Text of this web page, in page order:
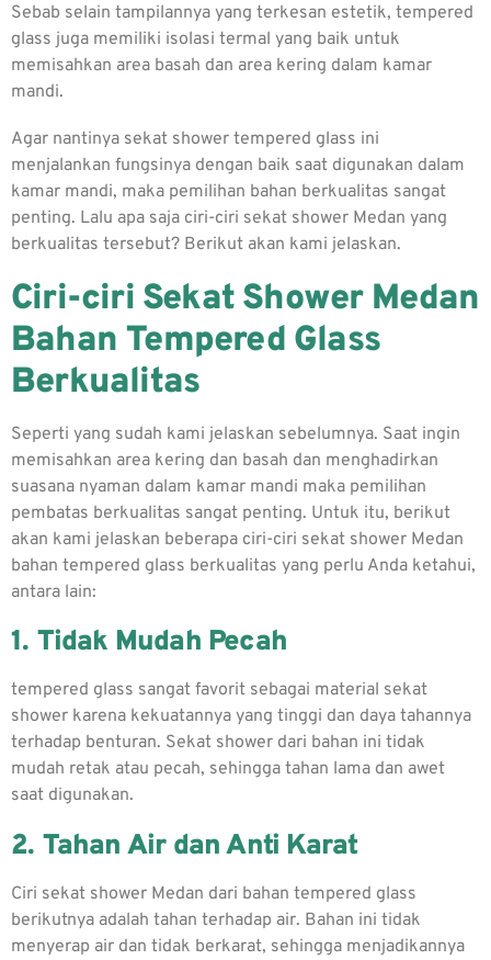
Sebab selain tampilannya yang terkesan estetik, tempered
glass juga memiliki isolasi termal yang baik untuk
memisahkan area basah dan area kering dalam kamar
mandi.
Agar nantinya sekat shower tempered glass ini
menjalankan fungsinya dengan baik saat digunakan dalam
kamar mandi, maka pemilihan bahan berkualitas sangat
penting. Lalu apa saja ciri-ciri sekat shower Medan yang
berkualitas tersebut? Berikut akan kami jelaskan.
Ciri-ciri Sekat Shower Medan
Bahan Tempered Glass
Berkualitas
Seperti yang sudah kami jelaskan sebelumnya. Saat ingin
memisahkan area kering dan basah dan menghadirkan
suasana nyaman dalam kamar mandi maka pemilihan
pembatas berkualitas sangat penting. Untuk itu, berikut
akan kami jelaskan beberapa ciri-ciri sekat shower Medan
bahan tempered glass berkualitas yang perlu Anda ketahui,
antara lain:
1. Tidak Mudah Pecah
tempered glass sangat favorit sebagai material sekat
shower karena kekuatannya yang tinggi dan daya tahannya
terhadap benturan. Sekat shower dari bahan ini tidak
mudah retak atau pecah, sehingga tahan lama dan awet
saat digunakan.
2. Tahan Air dan Anti Karat
Ciri sekat shower Medan dari bahan tempered glass
berikutnya adalah tahan terhadap air. Bahan ini tidak
menyerap air dan tidak berkarat, sehingga menjadikannya